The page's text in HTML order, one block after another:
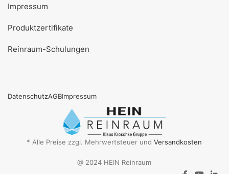
Impressum
Produktzertifikate
Reinraum-Schulungen
DatenschutzAGBImpressum
* Alle Preise zzgl. Mehrwertsteuer undVersandkosten
@ 2024 HEIN Reinraum